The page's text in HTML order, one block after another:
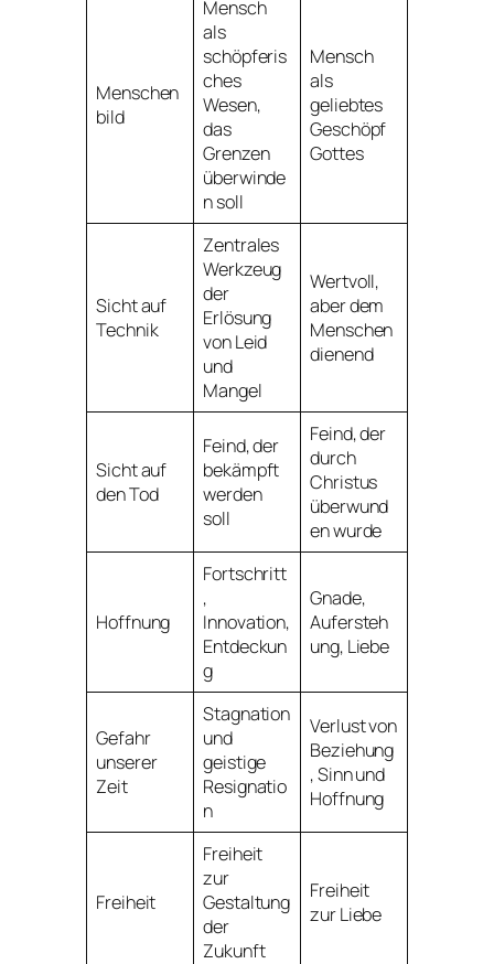
Menschen
bild
Mensch
als
schöpferis
ches
Wesen,
das
Grenzen
überwinde
n soll
Mensch
als
geliebtes
Geschöpf
Gottes
Sicht auf
Technik
Zentrales
Werkzeug
der
Erlösung
von Leid
und
Mangel
Wertvoll,
aber dem
Menschen
dienend
Sicht auf
den Tod
Feind, der
bekämpft
werden
soll
Feind, der
durch
Christus
überwund
en wurde
Hoffnung
Fortschritt
,
Innovation,
Entdeckun
g
Gnade,
Aufersteh
ung, Liebe
Gefahr
unserer
Zeit
Stagnation
und
geistige
Resignatio
n
Verlust von
Beziehung
, Sinn und
Hoffnung
Freiheit
Freiheit
zur
Gestaltung
der
Zukunft
Freiheit
zur Liebe